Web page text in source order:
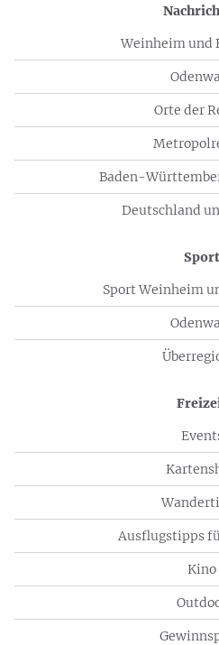
Weinheim und
Orte der
Baden-
Deutschland
Sport
Sport Weinheim
Ausflugstipps
Kino